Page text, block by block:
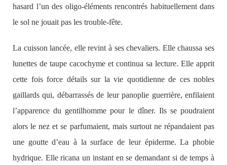
hasard l’un des oligo-éléments rencontrés habituellement dans
le sol ne jouait pas les trouble-fête.
La cuisson lancée, elle revint à ses chevaliers. Elle chaussa ses
lunettes de taupe cacochyme et continua sa lecture. Elle apprit
cette fois force détails sur la vie quotidienne de ces nobles
gaillards qui, débarrassés de leur panoplie guerrière, enfilaient
l’apparence du gentilhomme pour le dîner. Ils se poudraient
alors le nez et se parfumaient, mais surtout ne répandaient pas
une goutte d’eau à la surface de leur épiderme. La phobie
hydrique. Elle ricana un instant en se demandant si de temps à